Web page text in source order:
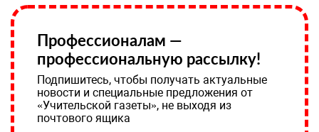
Профессионалам —
профессиональную рассылку!
Подпишитесь, чтобы получать актуальные
новости и специальные предложения от
«Учительской газеты», не выходя из
почтового ящика